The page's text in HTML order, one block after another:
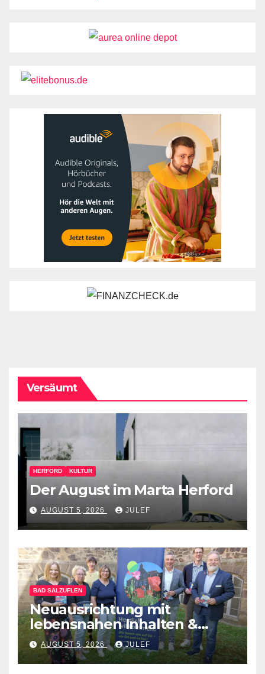
Versäumt
HERFORD KULTUR
Der August im Marta Herford
AUGUST 5, 2026 JULEF
BAD SALZUFLEN
Neuausrichtung mit
lebensnahen Inhalten &
diversen Mitmachformaten –
vhs Bad Salzuflen stellt
neues Herbst-&
AUGUST 5, 2026 JULEF